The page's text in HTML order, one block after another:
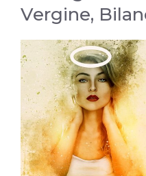
Vergine,